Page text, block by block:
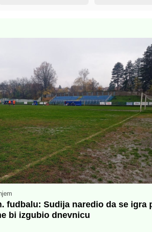
fudbalu: Sudija naredio da se igra
bi izgubio dnevnicu